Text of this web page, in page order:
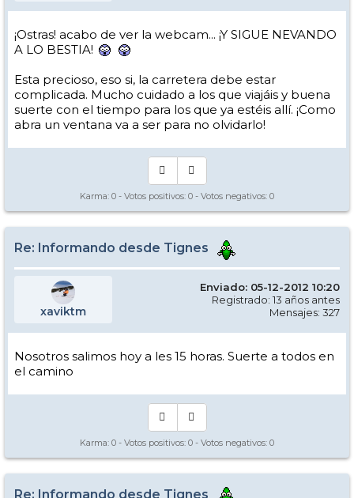
¡Ostras! acabo de ver la webcam... ¡Y SIGUE NEVANDO
A LO BESTIA!
Esta precioso, eso si, la carretera debe estar
complicada. Mucho cuidado a los que viajáis y buena
suerte con el tiempo para los que ya estéis allí. ¡Como
abra un ventana va a ser para no olvidarlo!
Karma: 0 - Votos positivos: 0 - Votos negativos: 0
Re: Informando desde Tignes
xaviktm
Enviado: 05-12-2012 10:20
Registrado: 13 años antes
Mensajes: 327
Nosotros salimos hoy a les 15 horas. Suerte a todos en
el camino
Karma: 0 - Votos positivos: 0 - Votos negativos: 0
Re: Informando desde Tignes